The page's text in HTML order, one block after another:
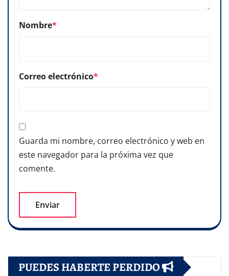
Nombre*
Correo electrónico*
Guarda mi nombre, correo electrónico y web en
este navegador para la próxima vez que
comente.
PUEDES HABERTE PERDIDO